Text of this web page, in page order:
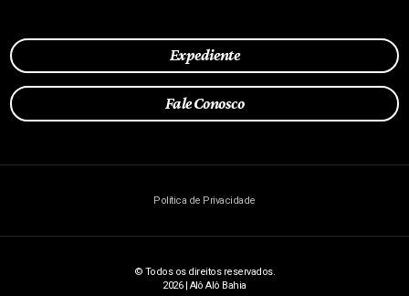
Expediente
Fale Conosco
Política de Privacidade
© Todos os direitos reservados.
2026 | Alô Alô Bahia